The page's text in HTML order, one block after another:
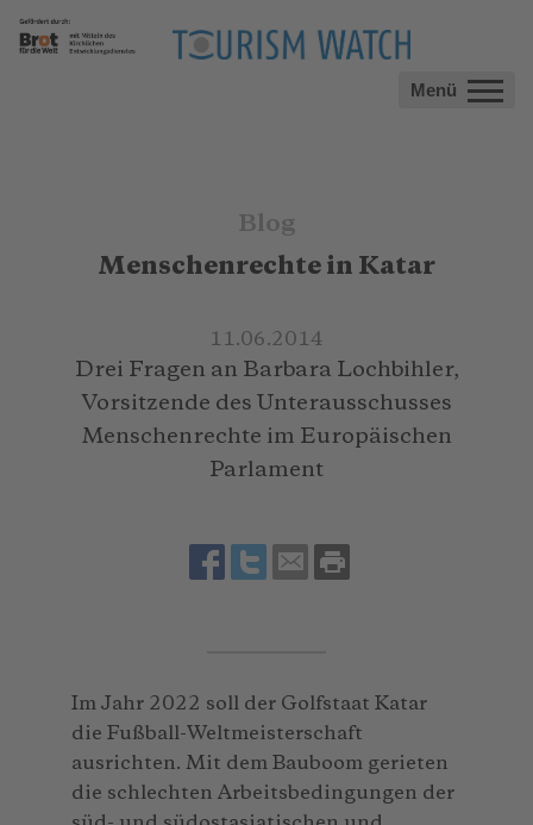
Menü
Blog
Menschenrechte in Katar
11.06.2014
Drei Fragen an Barbara Lochbihler,
Vorsitzende des Unterausschusses
Menschenrechte im Europäischen
Parlament
Im Jahr 2022 soll der Golfstaat Katar
die Fußball-Weltmeisterschaft
ausrichten. Mit dem Bauboom gerieten
die schlechten Arbeitsbedingungen der